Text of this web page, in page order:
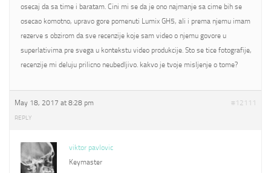
osecaj da sa time i baratam. Cini mi se da je ono najmanje sa cime bih se
osecao komotno, upravo gore pomenuti Lumix GH5, ali i prema njemu imam
rezerve s obzirom da sve recenzije koje sam video o njemu govore u
superlativima pre svega u kontekstu video produkcije. Sto se tice fotografije,
recenzije mi deluju prilicno neubedljivo. kakvo je tvoje misljenje o tome?
May 18, 2017 at 8:28 pm #12111
REPLY
viktor pavlovic
Keymaster